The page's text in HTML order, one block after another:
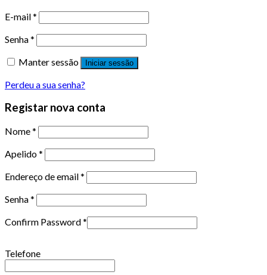
E-mail*
Senha*
Manter sessão
Iniciar sessão
Perdeu a sua senha?
Registar nova conta
Nome*
Apelido*
Endereço de email*
Senha*
Confirm Password*
Telefone